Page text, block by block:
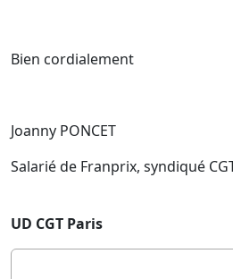
Bien cordialement
Joanny PONCET
Salarié de Franprix, syndiqué
UD CGT Paris